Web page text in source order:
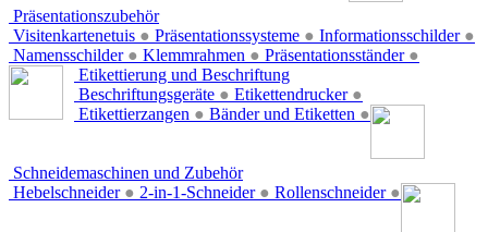
Präsentationszubehör
Visitenkartenetuis ● Präsentationssysteme ● Informationsschilder ●
Namensschilder ● Klemmrahmen ● Präsentationsständer ●
Etikettierung und Beschriftung
Beschriftungsgeräte ● Etikettendrucker ●
Etikettierzangen ● Bänder und Etiketten ●
Schneidemaschinen und Zubehör
Hebelschneider ● 2-in-1-Schneider ● Rollenschneider ●